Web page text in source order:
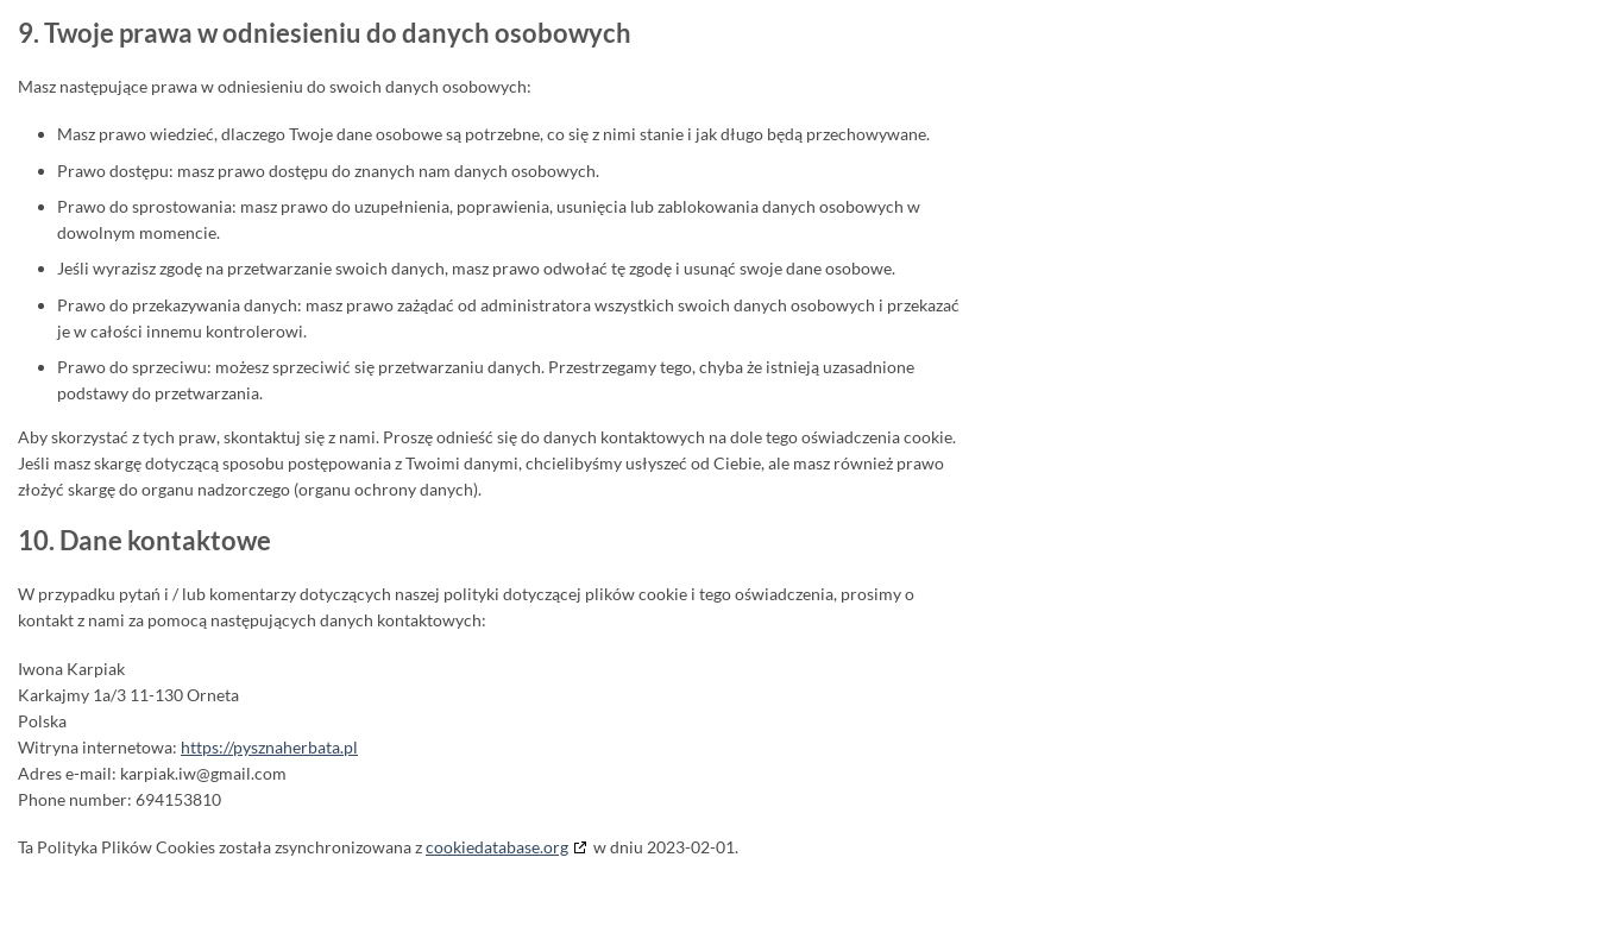
9. Twoje prawa w odniesieniu do danych osobowych
Masz następujące prawa w odniesieniu do swoich danych osobowych:
Masz prawo wiedzieć, dlaczego Twoje dane osobowe są potrzebne, co się z nimi stanie i jak długo będą przechowywane.
Prawo dostępu: masz prawo dostępu do znanych nam danych osobowych.
Prawo do sprostowania: masz prawo do uzupełnienia, poprawienia, usunięcia lub zablokowania danych osobowych w
dowolnym momencie.
Jeśli wyrazisz zgodę na przetwarzanie swoich danych, masz prawo odwołać tę zgodę i usunąć swoje dane osobowe.
Prawo do przekazywania danych: masz prawo zażądać od administratora wszystkich swoich danych osobowych i przekazać
je w całości innemu kontrolerowi.
Prawo do sprzeciwu: możesz sprzeciwić się przetwarzaniu danych. Przestrzegamy tego, chyba że istnieją uzasadnione
podstawy do przetwarzania.
Aby skorzystać z tych praw, skontaktuj się z nami. Proszę odnieść się do danych kontaktowych na dole tego oświadczenia cookie.
Jeśli masz skargę dotyczącą sposobu postępowania z Twoimi danymi, chcielibyśmy usłyszeć od Ciebie, ale masz również prawo
złożyć skargę do organu nadzorczego (organu ochrony danych).
10. Dane kontaktowe
W przypadku pytań i / lub komentarzy dotyczących naszej polityki dotyczącej plików cookie i tego oświadczenia, prosimy o
kontakt z nami za pomocą następujących danych kontaktowych:
Iwona Karpiak
Karkajmy 1a/3 11-130 Orneta
Polska
Witryna internetowa: https://pysznaherbata.pl
Adres e-mail: karpiak.iw@gmail.com
Phone number: 694153810
Ta Polityka Plików Cookies została zsynchronizowana zcookiedatabase.org w dniu 2023-02-01.